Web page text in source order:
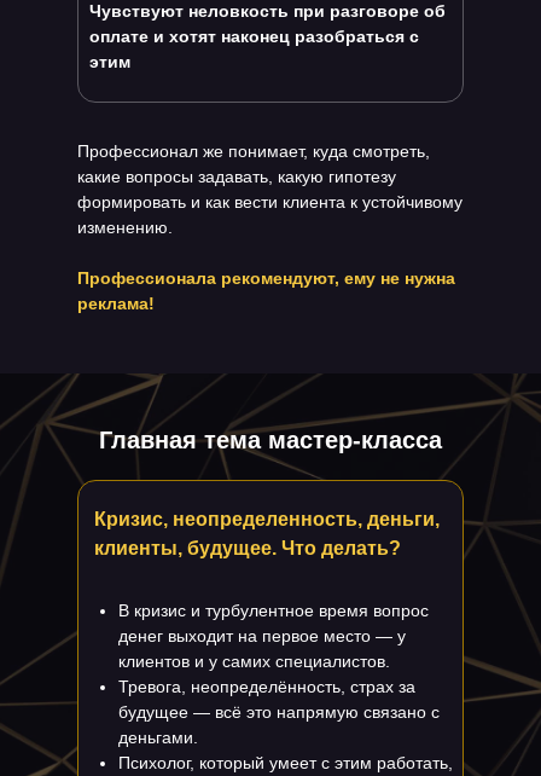
Профессионал же понимает, куда смотреть,
какие вопросы задавать, какую гипотезу
формировать и как вести клиента к устойчивому
изменению.
Профессионала рекомендуют, ему не нужна
реклама!
Чувствуют неловкость при разговоре об
оплате и хотят наконец разобраться с
этим
Главная тема мастер-класса
В кризис и турбулентное время вопрос
денег выходит на первое место — у
клиентов и у самих специалистов.
Тревога, неопределённость, страх за
будущее — всё это напрямую связано с
деньгами.
Психолог, который умеет с этим работать,
Кризис, неопределенность, деньги,
клиенты, будущее. Что делать?